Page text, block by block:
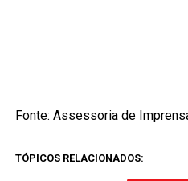
Fonte: Assessoria de
TÓPICOS RELACIONADOS: